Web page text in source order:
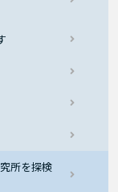
所を探検